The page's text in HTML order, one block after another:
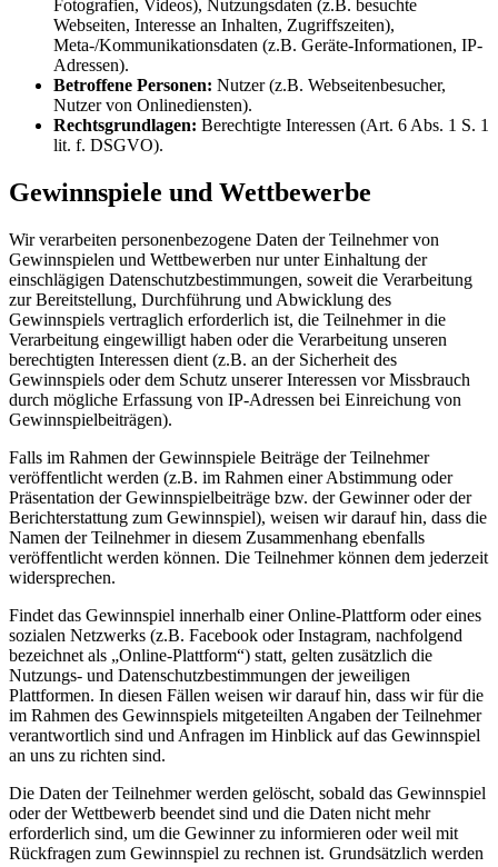
Fotografien, Videos), Nutzungsdaten (z.B. besuchte
Webseiten, Interesse an Inhalten, Zugriffszeiten),
Meta-/Kommunikationsdaten (z.B. Geräte-Informationen, IP-
Adressen).
Betroffene Personen: Nutzer (z.B. Webseitenbesucher,
Nutzer von Onlinediensten).
Rechtsgrundlagen: Berechtigte Interessen (Art. 6 Abs. 1 S. 1
lit. f. DSGVO).
Gewinnspiele und Wettbewerbe
Wir verarbeiten personenbezogene Daten der Teilnehmer von
Gewinnspielen und Wettbewerben nur unter Einhaltung der
einschlägigen Datenschutzbestimmungen, soweit die Verarbeitung
zur Bereitstellung, Durchführung und Abwicklung des
Gewinnspiels vertraglich erforderlich ist, die Teilnehmer in die
Verarbeitung eingewilligt haben oder die Verarbeitung unseren
berechtigten Interessen dient (z.B. an der Sicherheit des
Gewinnspiels oder dem Schutz unserer Interessen vor Missbrauch
durch mögliche Erfassung von IP-Adressen bei Einreichung von
Gewinnspielbeiträgen).
Falls im Rahmen der Gewinnspiele Beiträge der Teilnehmer
veröffentlicht werden (z.B. im Rahmen einer Abstimmung oder
Präsentation der Gewinnspielbeiträge bzw. der Gewinner oder der
Berichterstattung zum Gewinnspiel), weisen wir darauf hin, dass die
Namen der Teilnehmer in diesem Zusammenhang ebenfalls
veröffentlicht werden können. Die Teilnehmer können dem jederzeit
widersprechen.
Findet das Gewinnspiel innerhalb einer Online-Plattform oder eines
sozialen Netzwerks (z.B. Facebook oder Instagram, nachfolgend
bezeichnet als „Online-Plattform“) statt, gelten zusätzlich die
Nutzungs- und Datenschutzbestimmungen der jeweiligen
Plattformen. In diesen Fällen weisen wir darauf hin, dass wir für die
im Rahmen des Gewinnspiels mitgeteilten Angaben der Teilnehmer
verantwortlich sind und Anfragen im Hinblick auf das Gewinnspiel
an uns zu richten sind.
Die Daten der Teilnehmer werden gelöscht, sobald das Gewinnspiel
oder der Wettbewerb beendet sind und die Daten nicht mehr
erforderlich sind, um die Gewinner zu informieren oder weil mit
Rückfragen zum Gewinnspiel zu rechnen ist. Grundsätzlich werden